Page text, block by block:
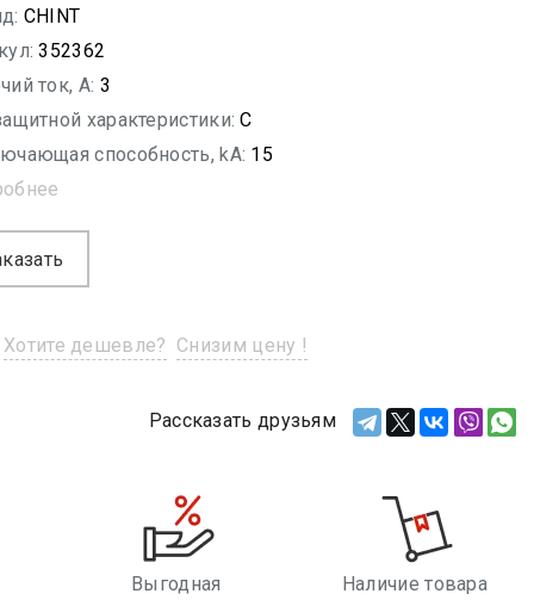
CHINT
352362
ток, A: 3
характеристики: C
способность, kA: 15
Хотите дешевле? Снизим цену !
Рассказать друзьям
Выгодная
Наличие товара